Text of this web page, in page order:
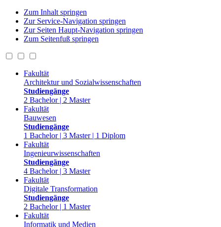
Zum Inhalt springen
Zur Service-Navigation springen
Zur Seiten Haupt-Navigation springen
Zum Seitenfuß springen
Fakultät
Architektur und Sozialwissenschaften
Studiengänge
2 Bachelor | 2 Master
Fakultät
Bauwesen
Studiengänge
1 Bachelor | 3 Master | 1 Diplom
Fakultät
Ingenieurwissenschaften
Studiengänge
4 Bachelor | 3 Master
Fakultät
Digitale Transformation
Studiengänge
2 Bachelor | 1 Master
Fakultät
Informatik und Medien